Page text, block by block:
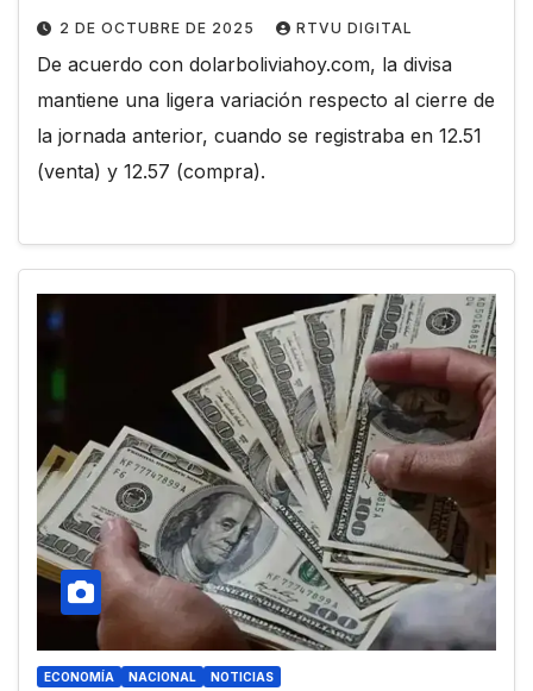
2 DE OCTUBRE DE 2025 RTVU DIGITAL
De acuerdo con dolarboliviahoy.com, la divisa
mantiene una ligera variación respecto al cierre de
la jornada anterior, cuando se registraba en 12.51
(venta) y 12.57 (compra).
ECONOMÍA NACIONAL NOTICIAS